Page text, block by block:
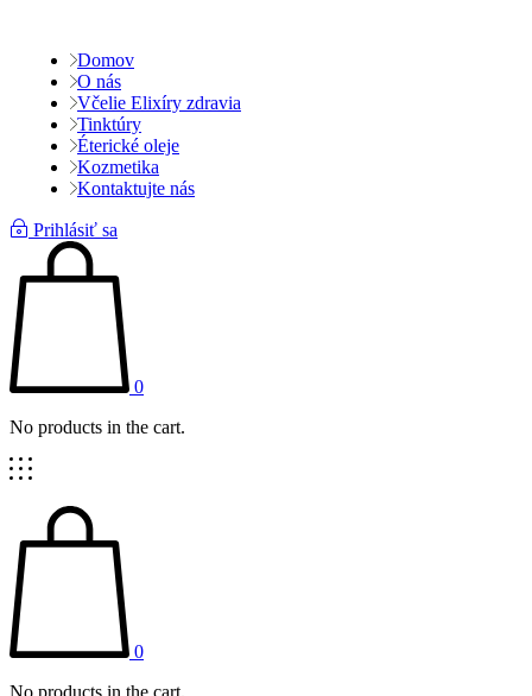
Domov
O nás
Včelie Elixíry zdravia
Tinktúry
Éterické oleje
Kozmetika
Kontaktujte nás
Prihlásiť sa
0
No products in the cart.
0
No products in the cart.